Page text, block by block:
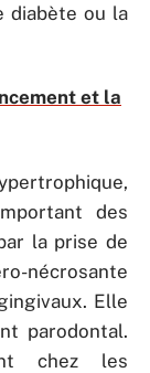
diabète ou la
et la
des
la prise de
nécrosante
Elle
parodontal.
chez les